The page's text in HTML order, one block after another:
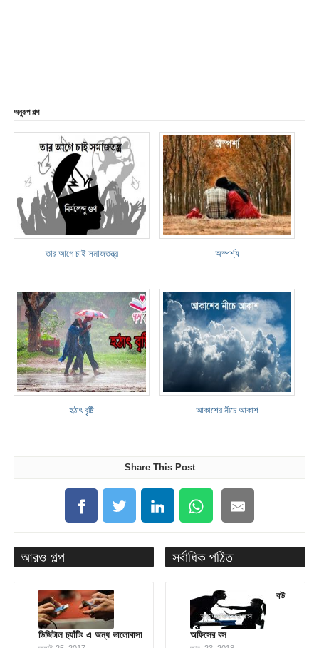
অনুরূপ গল্প
তার আগে চাই সমাজতন্ত্র অস্পর্শ্য
হঠাৎ বৃষ্টি আকাশের নীচে আকাশ
Share This Post
আরও গল্প
ডিজিটাল চ্যাঁটিং এ অন্ধ ভালোবাসা
সর্বাধিক পঠিত
বউ
অফিসের বস